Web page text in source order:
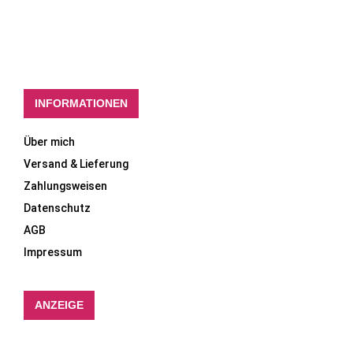
INFORMATIONEN
Über mich
Versand & Lieferung
Zahlungsweisen
Datenschutz
AGB
Impressum
ANZEIGE